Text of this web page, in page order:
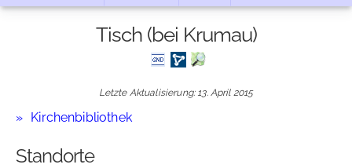
Tisch (bei Krumau)
Letzte Aktualisierung: 13. April 2015
Kirchenbibliothek
Standorte